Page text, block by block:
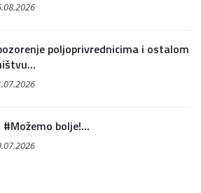
poljoprivrednicima i ostalom
bolje!...